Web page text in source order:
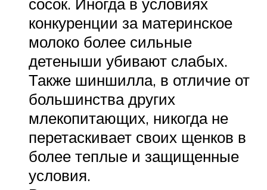
сосок. Иногда в условиях
конкуренции за материнское
молоко более сильные
детеныши убивают слабых.
Также шиншилла, в отличие от
большинства других
млекопитающих, никогда не
перетаскивает своих щенков в
более теплые и защищенные
условия.